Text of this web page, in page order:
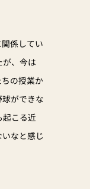
係してい
、今は
の授業か
ができな
こる近
なと感じ